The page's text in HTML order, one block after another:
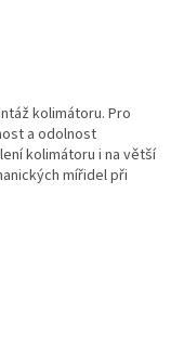
kolimátoru. Pro
a odolnost
kolimátoru i na větší
mířidel při